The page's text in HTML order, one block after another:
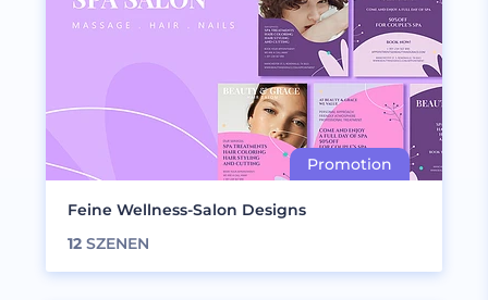
Feine Wellness-Salon Designs
12 SZENEN